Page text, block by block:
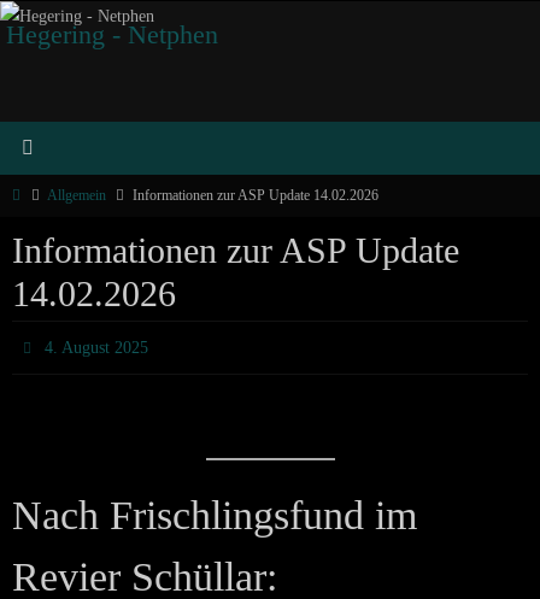
Zum
Inhalt
Hegering - Netphen
StartAllgemein Informationen zur ASP Update 14.02.2026
Informationen zur ASP Update
14.02.2026
4. August 2025
Nach Frischlingsfund im
Revier Schüllar: